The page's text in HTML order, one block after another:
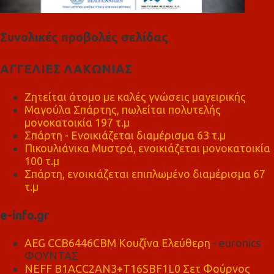
Συνολικές προβολές σελίδας
ΑΓΓΕΛΙΕΣ ΛΑΚΩΝΙΑΣ
Ζητείται άτομο με καλές γνώσεις μαγειρικής
Μαγούλα Σπάρτης, πωλείται πολυτελής
μονοκατοικία 197 τ.μ
Σπάρτη - Ενοικιάζεται διαμέρισμα 63 τ.μ
Πικουλιάνικα Μυστρά, ενοικιάζεται μονοκατοικία
100 τ.μ
Σπάρτη, ενοικιάζεται επιπλωμένο διαμέρισμα 67
τ.μ
e-info.gr
AEG CCB6446CBM Κουζίνα Ελεύθερη - euronics
ΦΟΥΝΤΑΣ
NEFF B1ACC2AN3+T16SBF1L0 Σετ Φούρνος